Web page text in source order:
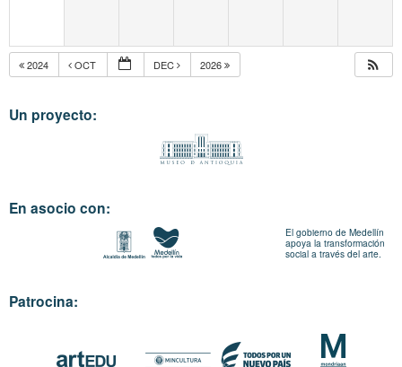
2024 OCT DEC 2026
Un proyecto:
En asocio con:
El gobierno de Medellín
apoya la transformación
social a través del arte.
Patrocina: